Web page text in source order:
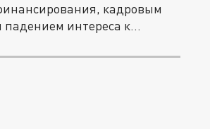
кадровым
интереса к